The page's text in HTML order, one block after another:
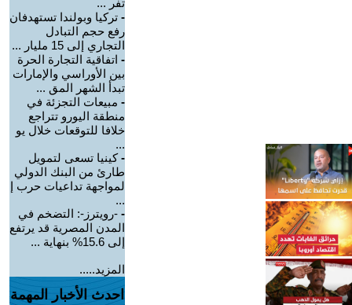
تفر ...
- تركيا وبولندا تستهدفان
رفع حجم التبادل
التجاري إلى 15 مليار ...
- اتفاقية التجارة الحرة
بين الأوراسي والإمارات
تبدأ الشهر المق ...
- مبيعات التجزئة في
منطقة اليورو تتراجع
خلافا للتوقعات خلال يو
...
-كينيا تسعى لتمويل
طارئ من البنك الدولي
لمواجهة تداعيات حرب إ
...
- -رويترز-: التضخم في
المدن المصرية قد يرتفع
إلى 15.6% بنهاية ...
المزيد.....
احدث الأخبار المهمة